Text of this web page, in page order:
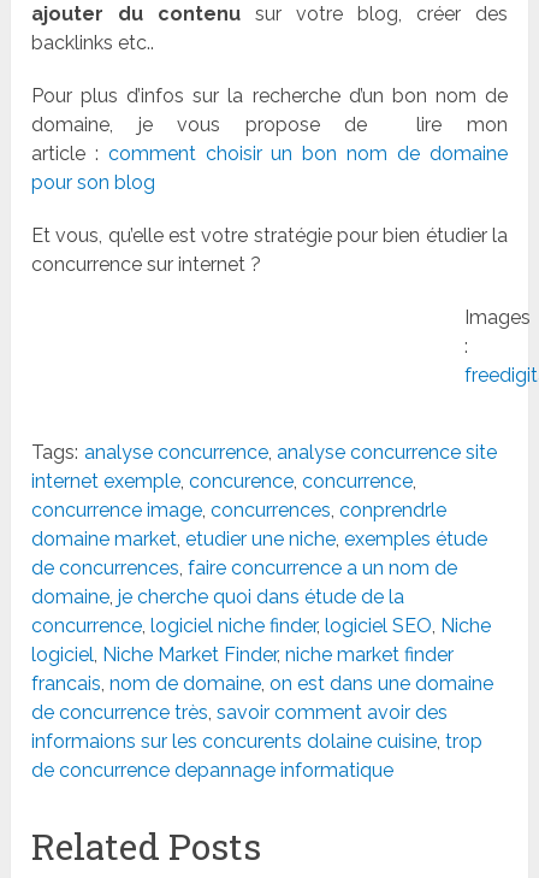
ajouter du contenu sur votre blog, créer des
backlinks etc..
Pour plus d’infos sur la recherche d’un bon nom de
domaine, je vous propose de lire mon
article : comment choisir un bon nom de domaine
pour son blog
Et vous, qu’elle est votre stratégie pour bien étudier la
concurrence sur internet ?
Images
:
Tags: analyse concurrence,analyse concurrence site
internet exemple,concurence,concurrence,
concurrence image,concurrences,conprendrle
domaine market,etudier une niche,exemples étude
de concurrences,faire concurrence a un nom de
domaine,je cherche quoi dans étude de la
concurrence,logiciel niche finder,logiciel SEO, Niche
logiciel, Niche Market Finder,niche market finder
francais,nom de domaine,on est dans une domaine
de concurrence très,savoir comment avoir des
informaions sur les concurents dolaine cuisine,trop
de concurrence depannage informatique
Related Posts